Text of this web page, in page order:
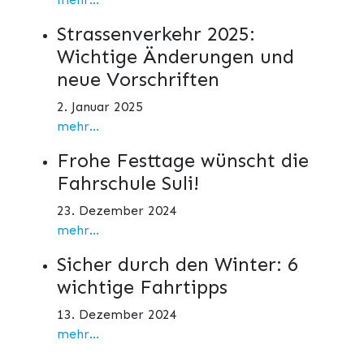
Strassenverkehr 2025:
Wichtige Änderungen und
neue Vorschriften
2. Januar 2025
mehr...
Frohe Festtage wünscht die
Fahrschule Suli!
23. Dezember 2024
mehr...
Sicher durch den Winter: 6
wichtige Fahrtipps
13. Dezember 2024
mehr...